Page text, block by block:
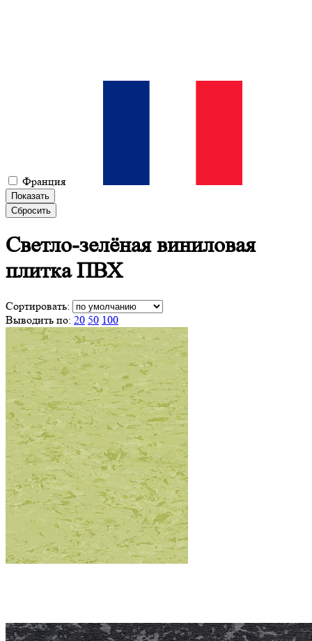
Франция
Показать
Сбросить
Светло-зелёная виниловая
плитка ПВХ
Сортировать:
Выводить по: 20 50 100